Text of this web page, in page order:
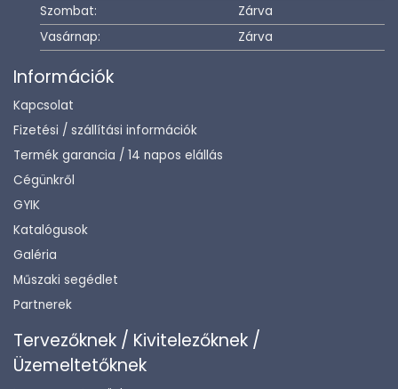
Szombat:
Zárva
Vasárnap:
Zárva
Információk
Kapcsolat
Fizetési / szállítási információk
Termék garancia / 14 napos elállás
Cégünkről
GYIK
Katalógusok
Galéria
Műszaki segédlet
Partnerek
Tervezőknek / Kivitelezőknek /
Üzemeltetőknek